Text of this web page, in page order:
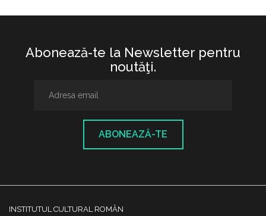
Abonează-te la Newsletter pentru
noutăţi.
ABONEAZĂ-TE
INSTITUTUL CULTURAL ROMÂN